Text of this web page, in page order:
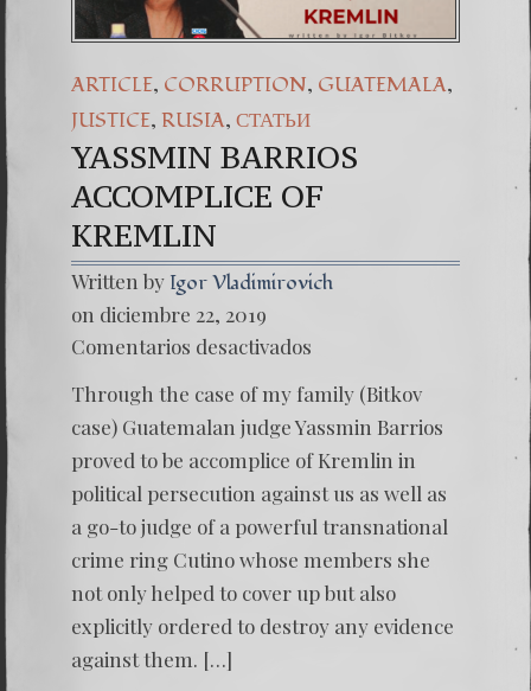
7.
ARTICLE, CORRUPTION, GUATEMALA,
JUSTICE, RUSIA, СТАТЬИ
YASSMIN BARRIOS
ACCOMPLICE OF
KREMLIN
Written by Igor Vladimirovich
on diciembre 22, 2019
Comentarios desactivados
Through the case of my family (Bitkov
case) Guatemalan judge Yassmin Barrios
proved to be accomplice of Kremlin in
political persecution against us as well as
a go-to judge of a powerful transnational
crime ring Cutino whose members she
not only helped to cover up but also
explicitly ordered to destroy any evidence
against them. […]